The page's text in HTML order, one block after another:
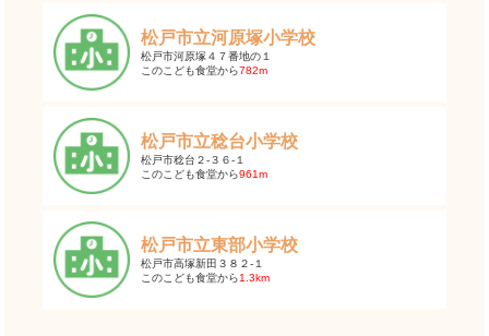
松戸市立河原塚小学校
松戸市河原塚４７番地の１
このこども食堂から782m
松戸市立稔台小学校
松戸市稔台２-３６-１
このこども食堂から961m
松戸市立東部小学校
松戸市高塚新田３８２-１
このこども食堂から1.3km